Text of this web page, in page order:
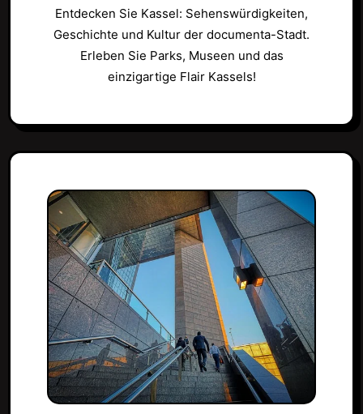
Entdecken Sie Kassel: Sehenswürdigkeiten,
Geschichte und Kultur der documenta-Stadt.
Erleben Sie Parks, Museen und das
einzigartige Flair Kassels!